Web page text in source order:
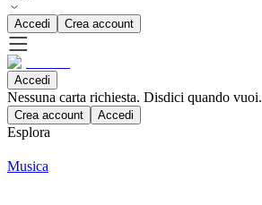
Accedi Crea account
Accedi
Nessuna carta richiesta. Disdici quando vuoi.
Crea account Accedi
Esplora
Musica